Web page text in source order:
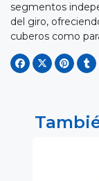
segmentos
del giro,
cuberos como